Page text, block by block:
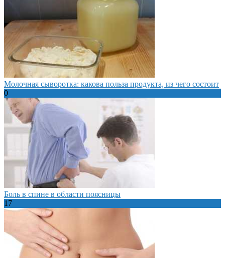
Молочная сыворотка: какова польза продукта, из чего состоит
0
Боль в спине в области поясницы
17